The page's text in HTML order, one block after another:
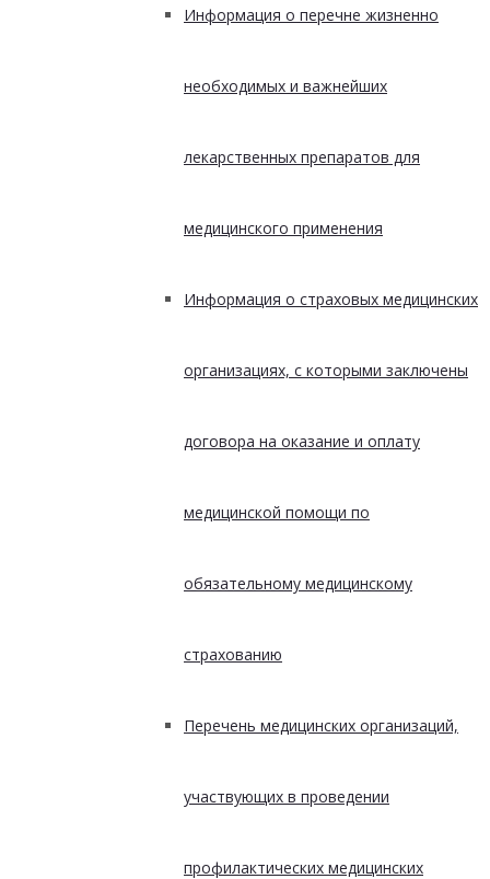
Информация о перечне жизненно
необходимых и важнейших
лекарственных препаратов для
медицинского применения
Информация о страховых медицинских
организациях, с которыми заключены
договора на оказание и оплату
медицинской помощи по
обязательному медицинскому
страхованию
Перечень медицинских организаций,
участвующих в проведении
профилактических медицинских